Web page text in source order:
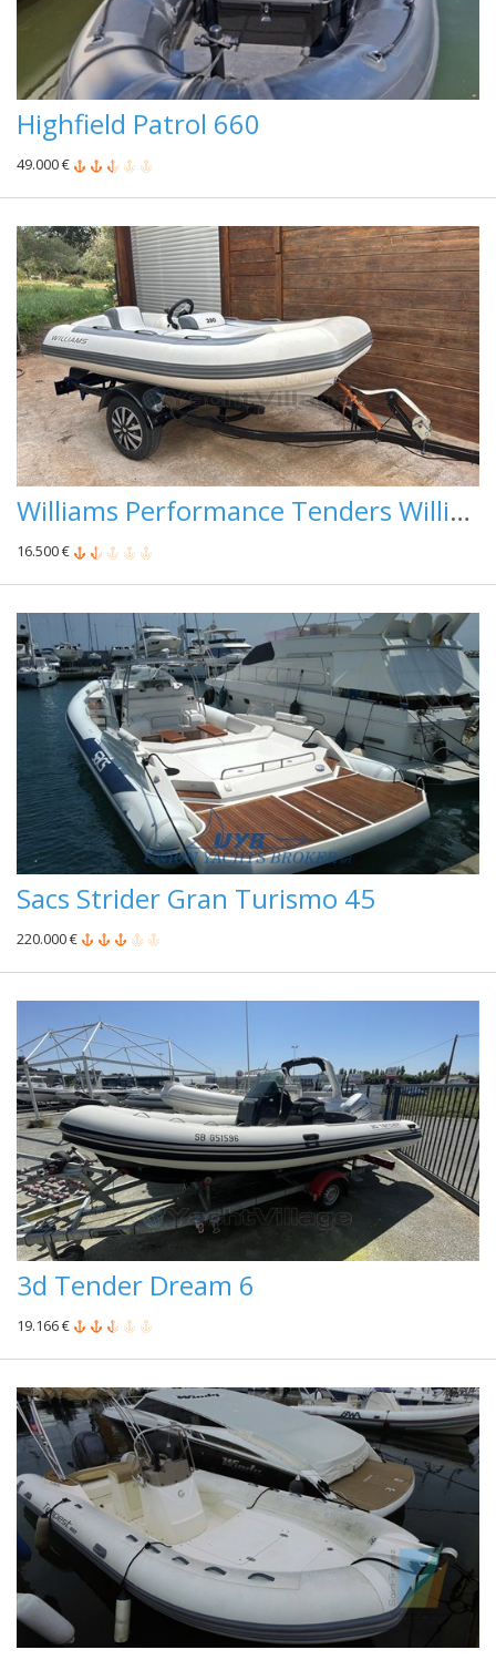
Highfield Patrol 660
49.000 €
Williams Performance Tenders Williams Minijet 280
16.500 €
Sacs Strider Gran Turismo 45
220.000 €
3d Tender Dream 6
19.166 €